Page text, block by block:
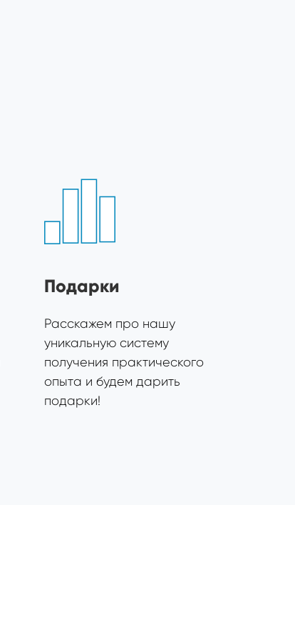
Подарки
Расскажем про нашу
уникальную систему
получения практического
опыта и будем дарить
подарки!